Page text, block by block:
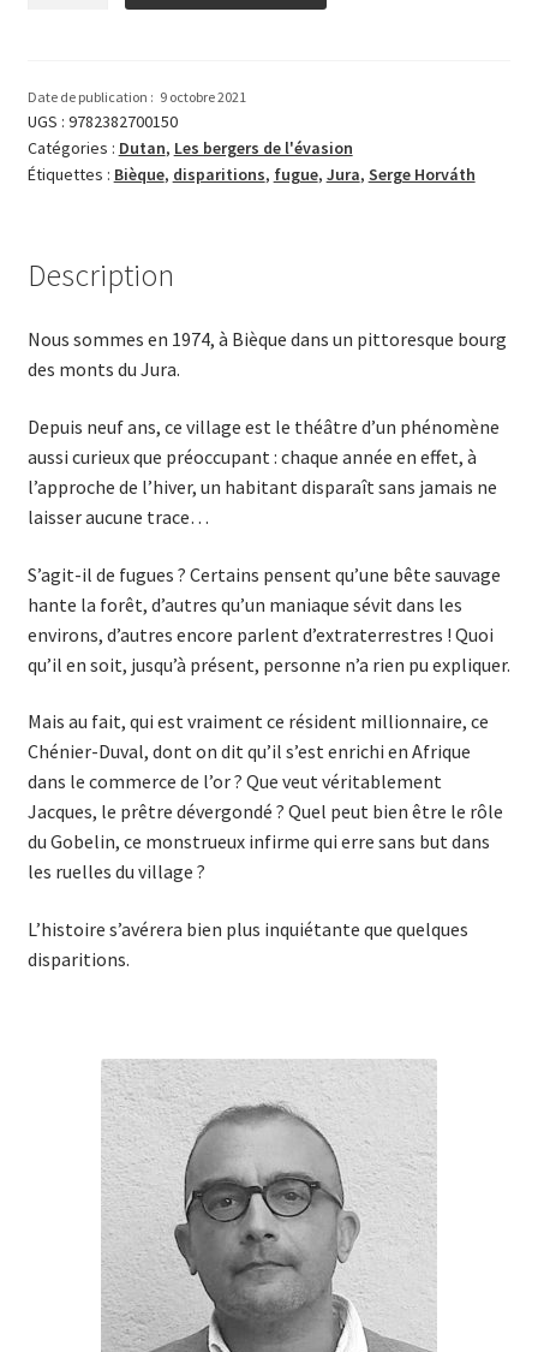
du
trépané
Date de publication : 9 octobre 2021
UGS : 9782382700150
Catégories : Dutan, Les bergers de l'évasion
Étiquettes : Bièque, disparitions, fugue, Jura, Serge Horváth
Description
Nous sommes en 1974, à Bièque dans un pittoresque bourg
des monts du Jura.
Depuis neuf ans, ce village est le théâtre d’un phénomène
aussi curieux que préoccupant : chaque année en effet, à
l’appro­che de l’hiver, un habitant disparaît sans jamais ne
laisser aucune trace…
S’agit-il de fugues ? Certains pensent qu’une bête sauvage
hante la forêt, d’autres qu’un maniaque sévit dans les
environs, d’autres encore parlent d’extraterrestres ! Quoi
qu’il en soit, jusqu’à présent, personne n’a rien pu expliquer.
Mais au fait, qui est vraiment ce résident millionnaire, ce
Chénier-Duval, dont on dit qu’il s’est enrichi en Afrique
dans le commerce de l’or ? Que veut véritablement
Jacques, le prêtre dévergondé ? Quel peut bien être le rôle
du Gobelin, ce mons­trueux infirme qui erre sans but dans
les ruelles du village ?
L’histoire s’avérera bien plus inquiétante que quelques
disparitions.